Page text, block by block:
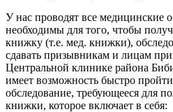
У нас проводят все медицинские
необходимы для того, чтобы
книжку (т.е. мед. книжки),
сдавать призывникам и лицам
Центральной клинике района
имеет возможность быстро
обследование, требующееся для
книжки, которое включает в себя: